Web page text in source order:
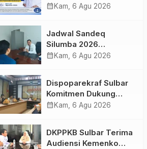
Sambut Kembali dr. Iis
calendar_month Kam, 6 Agu 2026
Jadwal Sandeq
Silumba 2026
Disesuaikan,
Tetap Dimatangkan
calendar_month Kam, 6 Agu 2026
Dispoparekraf Sulbar
Komitmen Dukung
Penyusunan RAD
calendar_month Kam, 6 Agu 2026
DKPPKB Sulbar Terima
Audiensi Kemenko